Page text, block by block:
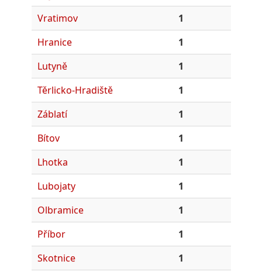
Vratimov
1
Hranice
1
Lutyně
1
Těrlicko-Hradiště
1
Záblatí
1
Bítov
1
Lhotka
1
Lubojaty
1
Olbramice
1
Příbor
1
Skotnice
1